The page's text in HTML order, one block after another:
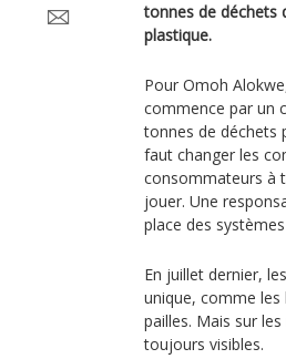
tonnes de déchets
plastique.
Pour Omoh
commence par un
tonnes de déchets
faut changer les
consommateurs à
jouer. Une
place des
En juillet dernier,
unique, comme
pailles. Mais sur
toujours visibles.